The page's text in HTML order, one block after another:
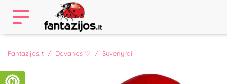
Fantazijos.lt Dovanos ♡ Suvenyrai